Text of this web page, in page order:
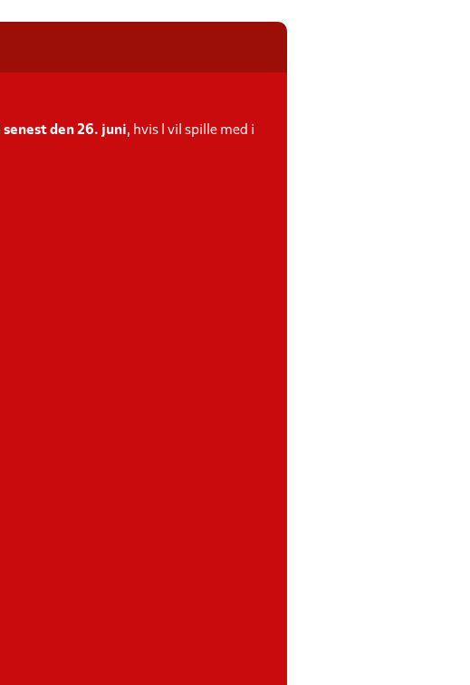
senest den 26. juni, hvis I vil spille med i